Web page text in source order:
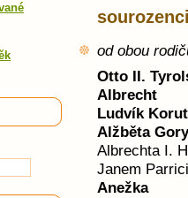
od obou
Otto II.
Albrecht
Ludvík
Alžběta
Albrechta I.
Janem
Anežka